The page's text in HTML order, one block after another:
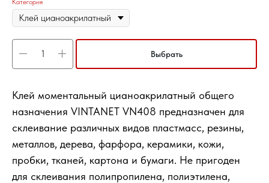
Категория
Выбрать
Клей моментальный цианоакрилатный общего
назначения VINTANET VN408 предназначен для
склеивание различных видов пластмасс, резины,
металлов, дерева, фарфора, керамики, кожи,
пробки, тканей, картона и бумаги. Не пригоден
для склеивания полипропилена, полиэтилена,